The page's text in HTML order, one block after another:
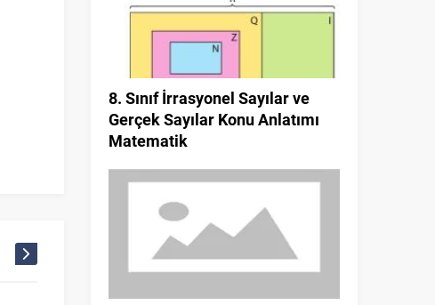
8. Sınıf İrrasyonel Sayılar ve
Gerçek Sayılar Konu Anlatımı
Matematik